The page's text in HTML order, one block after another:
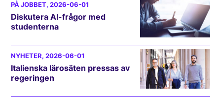
PÅ JOBBET, 2026-06-01
Diskutera AI-frågor med
studenterna
NYHETER, 2026-06-01
Italienska lärosäten pressas av
regeringen